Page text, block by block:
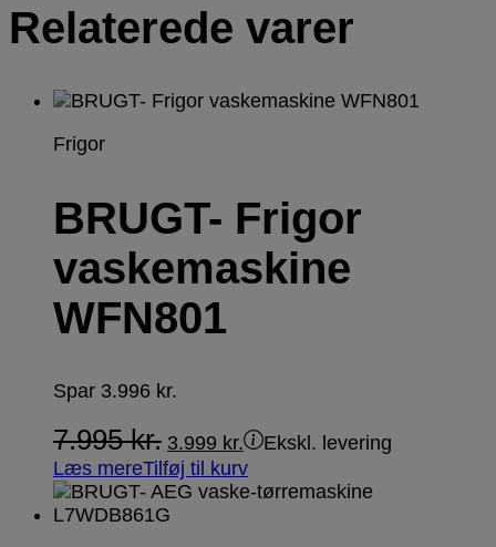
Relaterede varer
Frigor
BRUGT- Frigor
vaskemaskine
WFN801
Spar 3.996 kr.
7.995kr. 3.999 kr.
Ekskl. levering
Læs mereTilføj til kurv